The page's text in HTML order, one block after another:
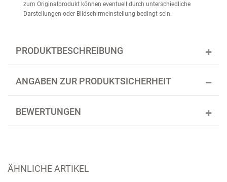
zum Originalprodukt können eventuell durch unterschiedliche
Darstellungen oder Bildschirmeinstellung bedingt sein.
PRODUKTBESCHREIBUNG
ANGABEN ZUR PRODUKTSICHERHEIT
BEWERTUNGEN
ÄHNLICHE ARTIKEL